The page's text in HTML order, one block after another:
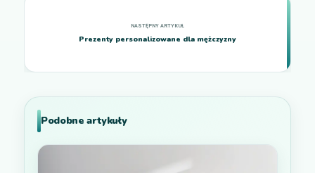
Prezenty personalizowane dla mężczyzny
Podobne artykuły